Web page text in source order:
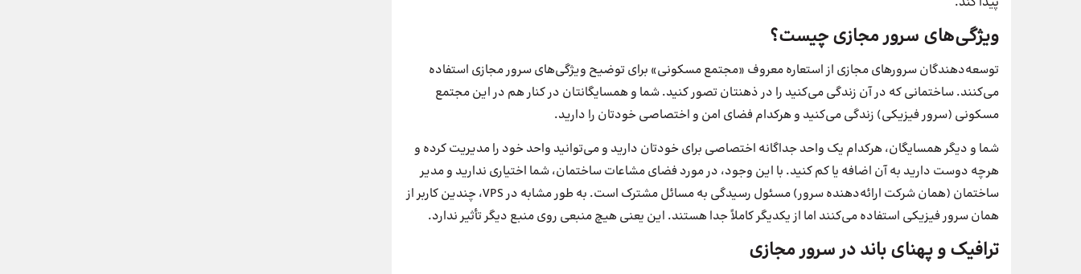
ویژگی‌های سرور مجازی چیست؟
توسعه‌دهندگان سرورهای مجازی از استعاره معروف «مجتمع مسکونی» برای توضیح ویژگی‌های سرور مجازی استفاده
می‌کنند. ساختمانی که در آن زندگی می‌کنید را در ذهنتان تصور کنید. شما و همسایگانتان در کنار هم در این مجتمع
مسکونی (سرور فیزیکی) زندگی می‌کنید و هرکدام فضای امن و اختصاصی خودتان را دارید.
شما و دیگر همسایگان، هرکدام یک واحد جداگانه اختصاصی برای خودتان دارید و می‌توانید واحد خود را مدیریت کرده و
هرچه دوست دارید به آن اضافه یا کم کنید. با این وجود، در مورد فضای مشاعات ساختمان، شما اختیاری ندارید و مدیر
ساختمان (همان شرکت ارائه‌دهنده سرور) مسئول رسیدگی به مسائل مشترک است. به طور مشابه در VPS، چندین کاربر از
همان سرور فیزیکی استفاده می‌کنند اما از یکدیگر کاملاً جدا هستند. این یعنی هیچ منبعی روی منبع دیگر تأثیر ندارد.
ترافیک و پهنای باند در سرور مجازی